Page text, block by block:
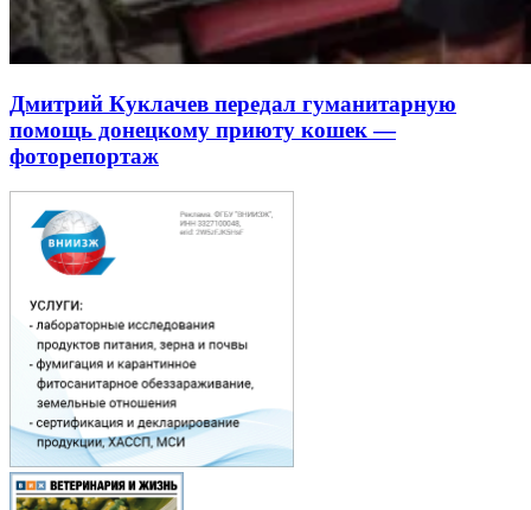
Дмитрий Куклачев передал гуманитарную
помощь донецкому приюту кошек —
фоторепортаж